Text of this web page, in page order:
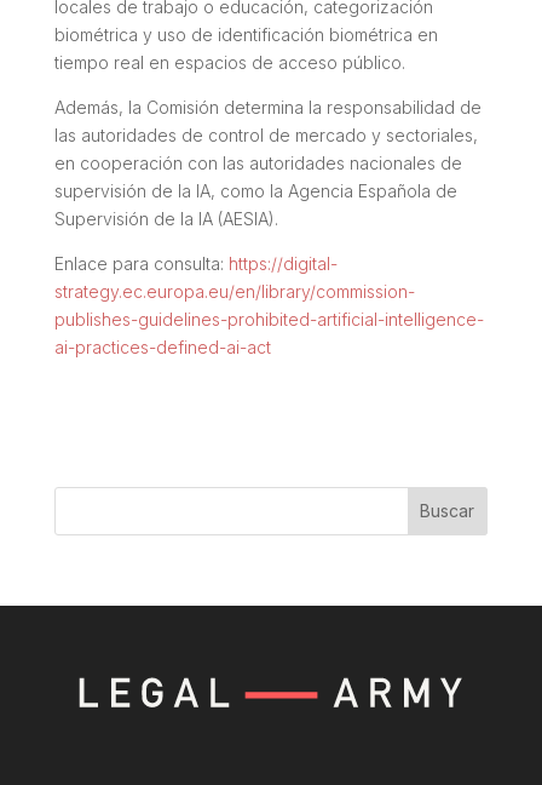
locales de trabajo o educación, categorización
biométrica y uso de identificación biométrica en
tiempo real en espacios de acceso público.
Además, la Comisión determina la responsabilidad de
las autoridades de control de mercado y sectoriales,
en cooperación con las autoridades nacionales de
supervisión de la IA, como la Agencia Española de
Supervisión de la IA (AESIA).
Enlace para consulta: https://digital-
strategy.ec.europa.eu/en/library/commission-
publishes-guidelines-prohibited-artificial-intelligence-
ai-practices-defined-ai-act
Buscar